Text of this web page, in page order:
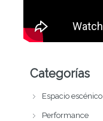
Categorías
Espacio escénico
Performance